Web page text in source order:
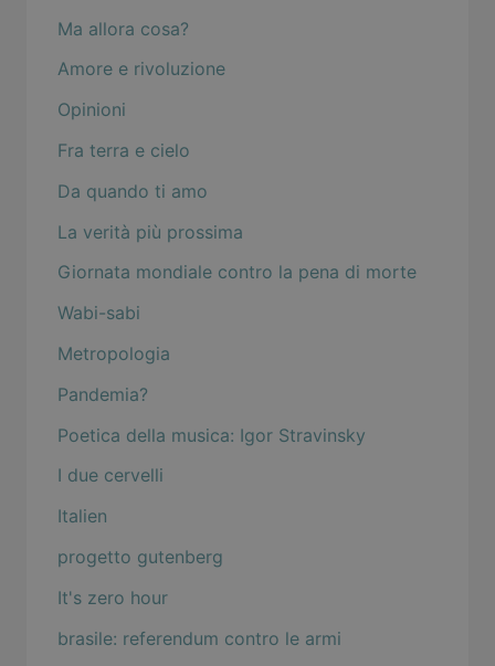
Ma allora cosa?
Amore e rivoluzione
Opinioni
Fra terra e cielo
Da quando ti amo
La verità più prossima
Giornata mondiale contro la pena di morte
Wabi-sabi
Metropologia
Pandemia?
Poetica della musica: Igor Stravinsky
I due cervelli
Italien
progetto gutenberg
It's zero hour
brasile: referendum contro le armi